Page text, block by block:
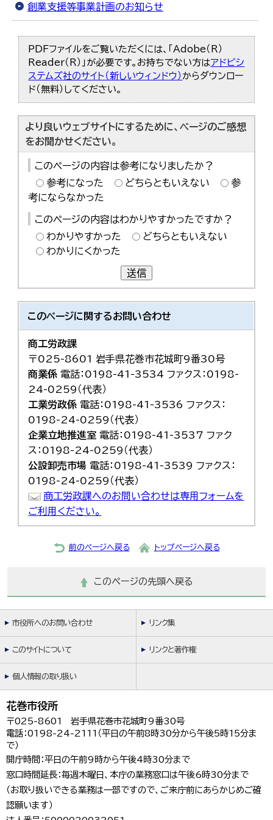
創業支援等事業計画のお知らせ
PDFファイルをご覧いただくには、「Adobe（R）
Reader（R）」が必要です。お持ちでない方はアドビシ
ステムズ社のサイト（新しいウィンドウ） からダウンロー
ド（無料）してください。
より良いウェブサイトにするために、ページのご感想
をお聞かせください。
このページの内容は参考になりましたか？
参考になった
どちらともいえない
参
考にならなかった
このページの内容はわかりやすかったですか？
わかりやすかった
どちらともいえない
わかりにくかった
送信
このページに関するお問い合わせ
商工労政課
〒025-8601 岩手県花巻市花城町9番30号
商業係 電話：0198-41-3534 ファクス：0198-
24-0259（代表）
工業労政係 電話：0198-41-3536 ファクス：
0198-24-0259（代表）
企業立地推進室 電話：0198-41-3537 ファク
ス：0198-24-0259（代表）
公設卸売市場 電話：0198-41-3539 ファクス：
0198-24-0259（代表）
商工労政課へのお問い合わせは専用フォームを
ご利用ください。
前のページへ戻る トップページへ戻る
このページの先頭へ戻る
市役所へのお問い合わせ リンク集
このサイトについて リンクと著作権
個人情報の取り扱い
花巻市役所
〒025-8601 岩手県花巻市花城町9番30号
電話：0198-24-2111（平日の午前8時30分から午後5時15分ま
で）
開庁時間：平日の午前9時から午後4時30分まで
窓口時間延長：毎週木曜日、本庁の業務窓口は午後6時30分まで
（お取り扱いできる業務は一部ですので、ご来庁前にあらかじめご確
認願います）